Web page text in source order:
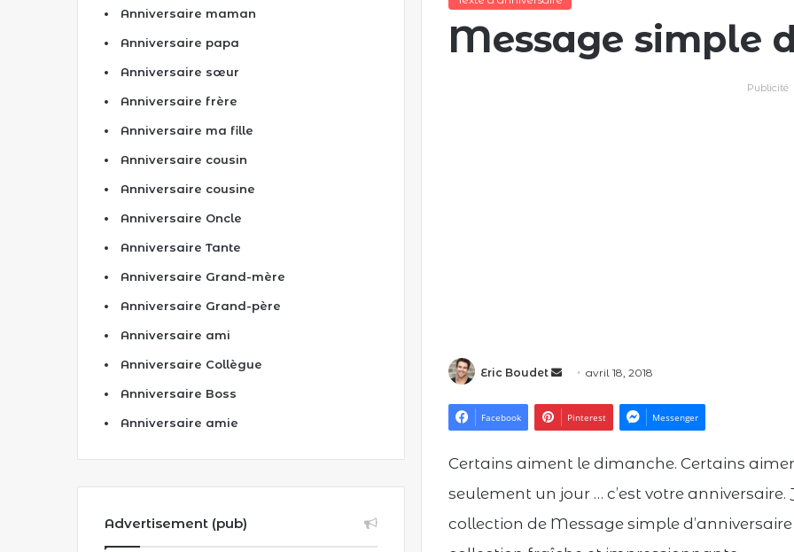
Message simple
Publicité
Eric Boudet
y
r
u
avril 18, 2018
Facebook Pinterest Messenger
Certains aiment le dimanche. Certains
seulement un jour … c’est votre anniversaire.
collection de ‎Message simple
Anniversaire maman
Anniversaire papa
Anniversaire sœur
Anniversaire frère
Anniversaire ma fille
Anniversaire cousin
Anniversaire cousine
Anniversaire Oncle
Anniversaire Tante
Anniversaire Grand-mère
Anniversaire Grand-père
Anniversaire ami
Anniversaire Collègue
Anniversaire Boss
Anniversaire amie
Advertisement (pub)